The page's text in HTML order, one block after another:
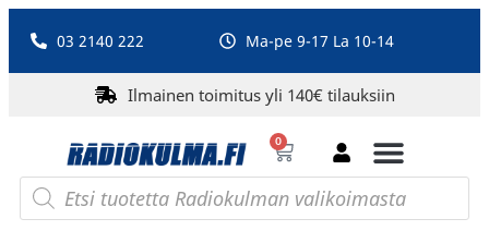
03 2140 222 Ma-pe 9-17 La 10-14
Ilmainen toimitus yli 140€ tilauksiin
0